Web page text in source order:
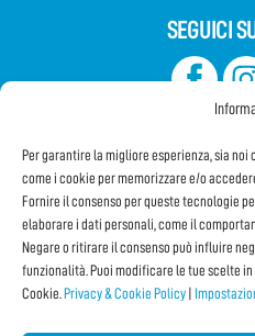
Per garantire la migliore esperienza, sia
come i cookie per memorizzare e/o
Fornire il consenso per queste tecnologie
elaborare i dati personali, come il
Negare o ritirare il consenso può influire
funzionalità. Puoi modificare le tue scelte
Cookie. Privacy & Cookie Policy
SEGUICI
Iscriviti alla
CONDIVIDI